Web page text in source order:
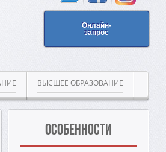
Онлайн-
запрос
ВЫСШЕЕ ОБРАЗОВАНИЕ
Особенности